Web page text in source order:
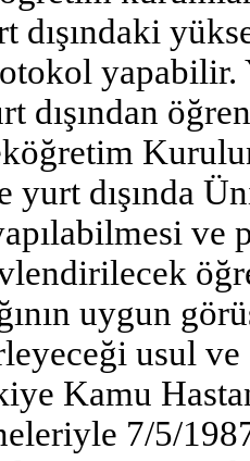
dışındaki
yapabilir.
dışından
yurt dışında
uygun
usul ve
Kamu
7/5/